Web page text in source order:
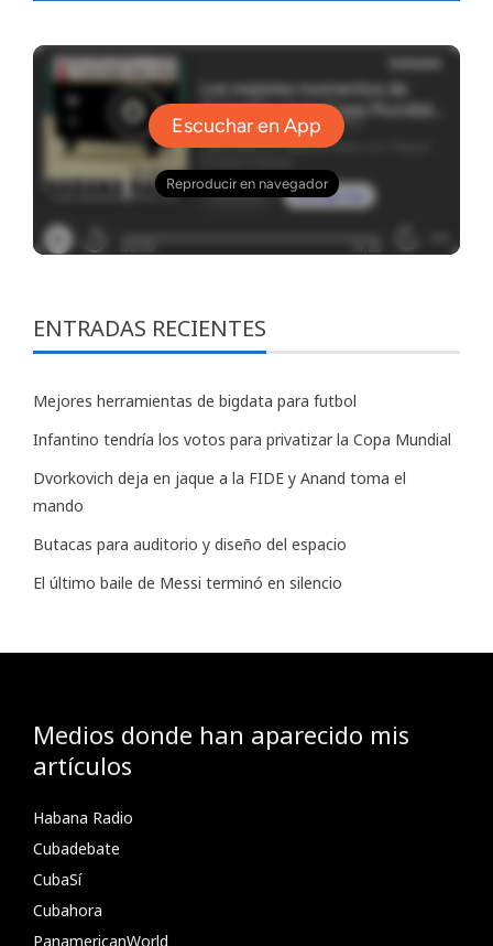
ENTRADAS RECIENTES
Mejores herramientas de bigdata para futbol
Infantino tendría los votos para privatizar la Copa Mundial
Dvorkovich deja en jaque a la FIDE y Anand toma el
mando
Butacas para auditorio y diseño del espacio
El último baile de Messi terminó en silencio
Medios donde han aparecido mis
artículos
Habana Radio
Cubadebate
CubaSí
Cubahora
PanamericanWorld